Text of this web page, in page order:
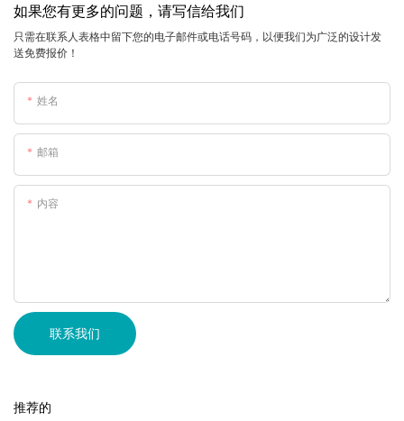
如果您有更多的问题，请写信给我们
只需在联系人表格中留下您的电子邮件或电话号码，以便我们为广泛的设计发
送免费报价！
姓名
邮箱
内容
联系我们
推荐的